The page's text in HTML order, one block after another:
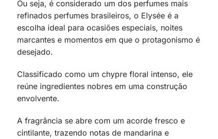
Ou seja, é considerado um dos perfumes mais
refinados perfumes brasileiros, o Elysée é a
escolha ideal para ocasiões especiais, noites
marcantes e momentos em que o protagonismo é
desejado.
Classificado como um chypre floral intenso, ele
reúne ingredientes nobres em uma construção
envolvente.
A fragrância se abre com um acorde fresco e
cintilante, trazendo notas de mandarina e